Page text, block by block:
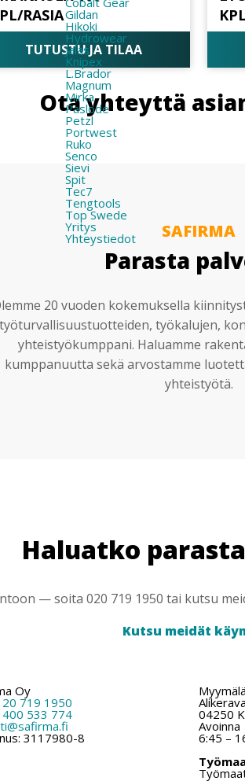
Gildan
Hikoki
Hydrowear
Jalas
Knipex
L.Brador
Magnum
Mirka
Paslode
Petzl
Portwest
Ruko
Senco
Sievi
Spit
Tec7
Tengtools
Top Swede
Yritys
Yhteystiedot
RASIA
TUTUSTU JA TILAA
Ota yhteyttä
SAFIRMA
Parasta
20 vuoden kokemuksella
työturvallisuustuotteiden, työkalujen,
yhteistyökumppani. Haluamme
kumppanuutta sekä arvostamme
yhteistyötä.
Haluatko
— soita 020 719 1950 tai kutsu
Kutsu meidät
Oy
719 1950
533 774
3117980-8
Myymälä
04250
Avoinna
6:45 –